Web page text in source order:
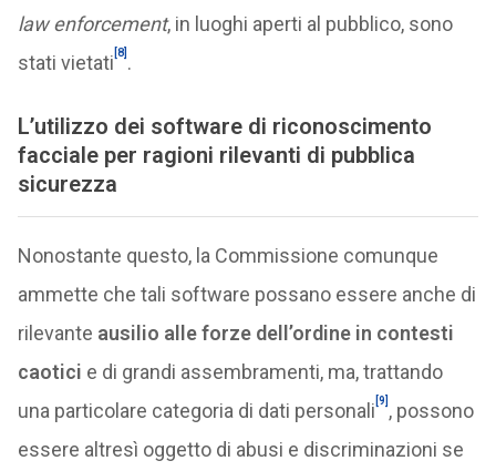
law enforcement, in luoghi aperti al pubblico, sono
stati vietati [8] .
L’utilizzo dei software di riconoscimento
facciale per ragioni rilevanti di pubblica
sicurezza
Nonostante questo, la Commissione comunque
ammette che tali software possano essere anche di
rilevante ausilio alle forze dell’ordine in contesti
caotici e di grandi assembramenti, ma, trattando
una particolare categoria di dati personali [9] , possono
essere altresì oggetto di abusi e discriminazioni se